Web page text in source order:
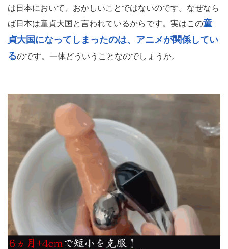
は日本において、おかしいことではないのです。なぜなら
ば日本は童貞大国と言われているからです。実はこの童
貞大国になってしまったのは、アニメが関係してい
るのです。一体どういうことなのでしょうか。